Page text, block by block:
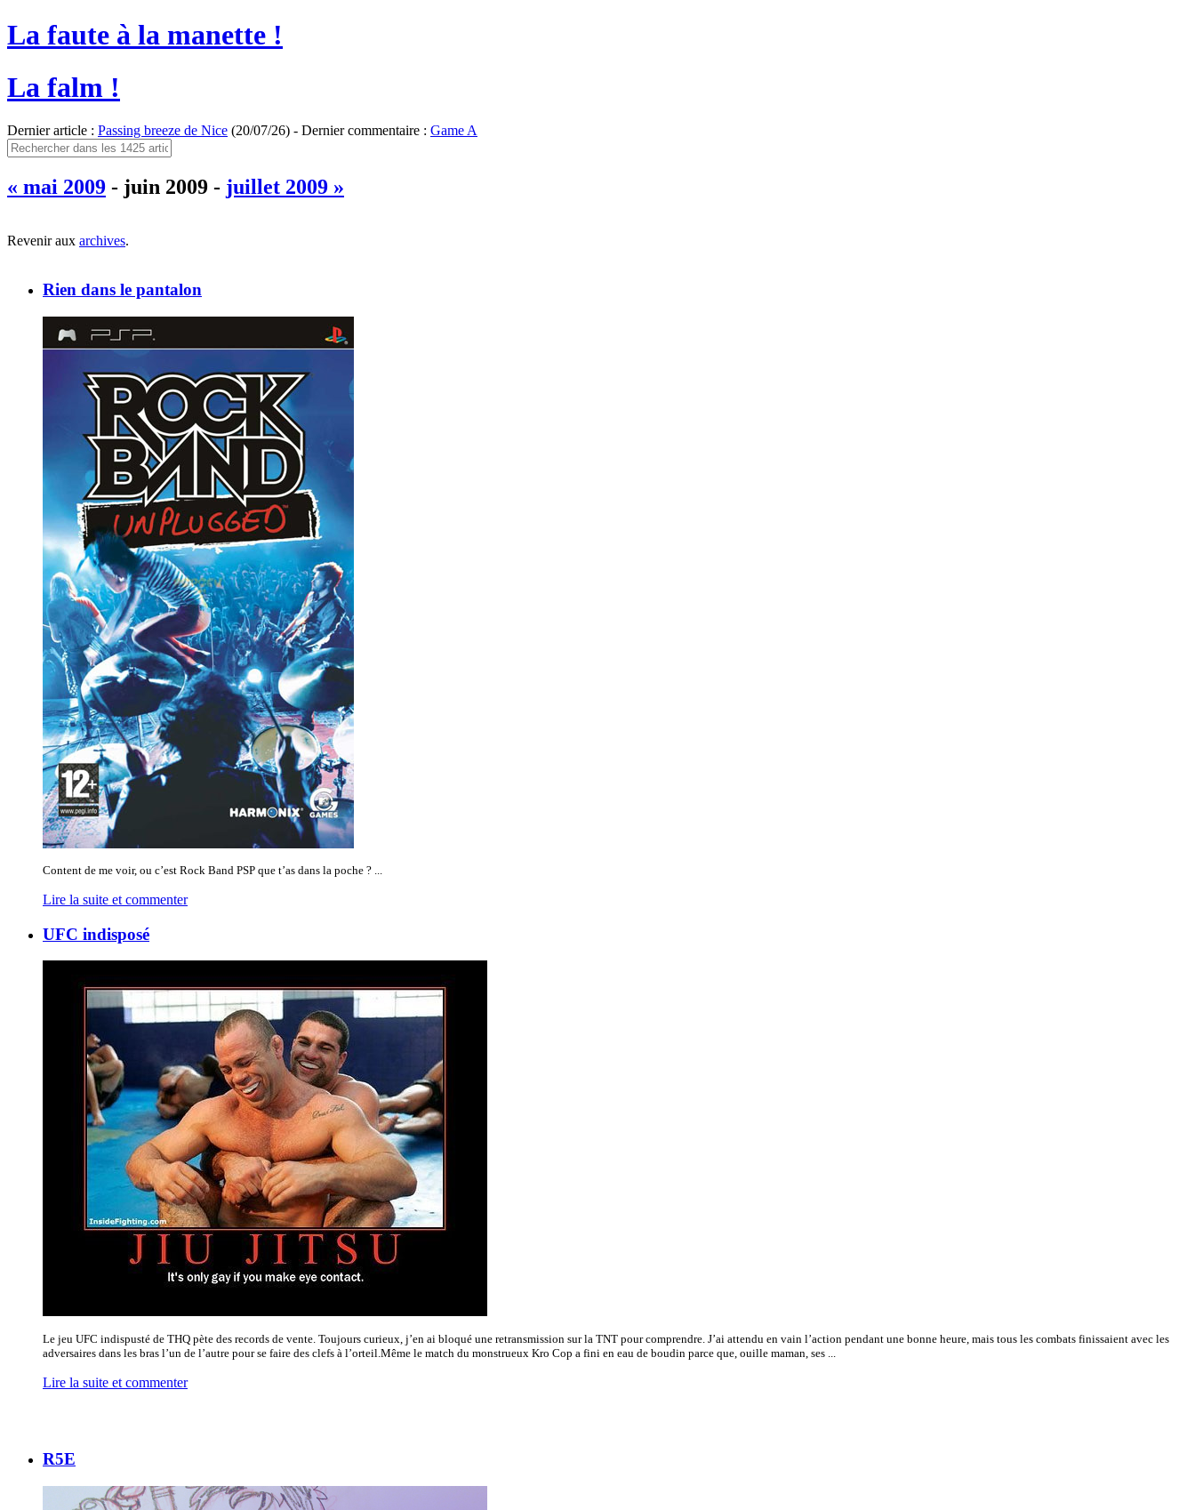
La faute à la manette !
La falm !
Dernier article : Passing breeze de Nice (20/07/26) - Dernier commentaire : Game A
« mai 2009 - juin 2009 - juillet 2009 »
Revenir aux archives.
Rien dans le pantalon
Content de me voir, ou c’est Rock Band PSP que t’as dans la poche ? ...
Lire la suite et commenter
UFC indisposé
Le jeu UFC indispusté de THQ pète des records de vente. Toujours curieux, j’en ai bloqué une retransmission sur la TNT pour comprendre. J’ai attendu en vain l’action pendant une bonne heure, mais tous les combats finissaient avec les
adversaires dans les bras l’un de l’autre pour se faire des clefs à l’orteil.Même le match du monstrueux Kro Cop a fini en eau de boudin parce que, ouille maman, ses ...
Lire la suite et commenter
R5E